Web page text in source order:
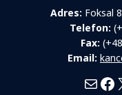
Adres: Foksal
Telefon:
Fax:
Email:
Mail